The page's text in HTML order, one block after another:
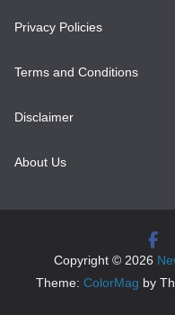
Privacy Policies
Terms and Conditions
Disclaimer
About Us
Copyright © 2026
Theme: ColorMag by